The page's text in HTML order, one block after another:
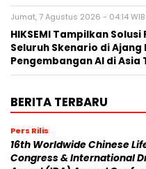
Jumat, 7 Agustus 2026 - 04:14 WIB
HIKSEMI Tampilkan
Seluruh Skenario di Ajang
Pengembangan AI di Asia
BERITA TERBARU
Pers Rilis
16th Worldwide Chinese
Congress & International